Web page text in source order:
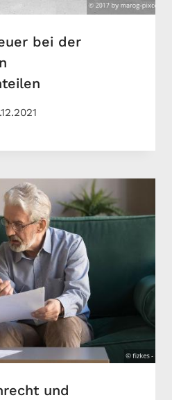
bei der
und